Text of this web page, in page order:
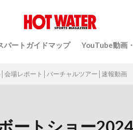
パートガイドマップ YouTube動画
会場レポート│バーチャルツアー│速報動画